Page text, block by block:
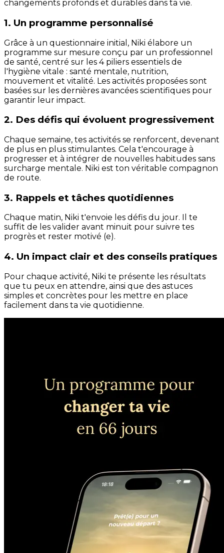
changements profonds et durables dans ta vie.
1. Un programme personnalisé
Grâce à un questionnaire initial, Niki élabore un
programme sur mesure conçu par un professionnel
de santé, centré sur les 4 piliers essentiels de
l'hygiène vitale : santé mentale, nutrition,
mouvement et vitalité. Les activités proposées sont
basées sur les dernières avancées scientifiques pour
garantir leur impact.
2. Des défis qui évoluent progressivement
Chaque semaine, tes activités se renforcent, devenant
de plus en plus stimulantes. Cela t'encourage à
progresser et à intégrer de nouvelles habitudes sans
surcharge mentale. Niki est ton véritable compagnon
de route.
3. Rappels et tâches quotidiennes
Chaque matin, Niki t'envoie les défis du jour. Il te
suffit de les valider avant minuit pour suivre tes
progrès et rester motivé (e).
4. Un impact clair et des conseils pratiques
Pour chaque activité, Niki te présente les résultats
que tu peux en attendre, ainsi que des astuces
simples et concrètes pour les mettre en place
facilement dans ta vie quotidienne.